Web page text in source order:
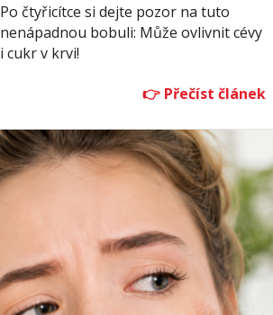
Po čtyřicítce si dejte pozor na tuto
nenápadnou bobuli: Může ovlivnit cévy
i cukr v krvi!